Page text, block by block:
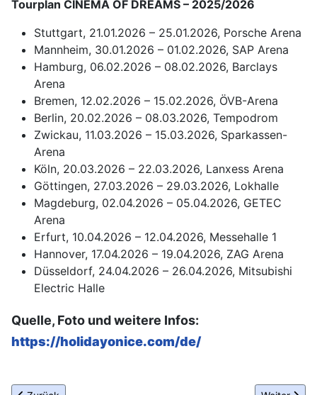
Tourplan CINEMA OF DREAMS – 2025/2026
Stuttgart, 21.01.2026 – 25.01.2026, Porsche Arena
Mannheim, 30.01.2026 – 01.02.2026, SAP Arena
Hamburg, 06.02.2026 – 08.02.2026, Barclays
Arena
Bremen, 12.02.2026 – 15.02.2026, ÖVB-Arena
Berlin, 20.02.2026 – 08.03.2026, Tempodrom
Zwickau, 11.03.2026 – 15.03.2026, Sparkassen-
Arena
Köln, 20.03.2026 – 22.03.2026, Lanxess Arena
Göttingen, 27.03.2026 – 29.03.2026, Lokhalle
Magdeburg, 02.04.2026 – 05.04.2026, GETEC
Arena
Erfurt, 10.04.2026 – 12.04.2026, Messehalle 1
Hannover, 17.04.2026 – 19.04.2026, ZAG Arena
Düsseldorf, 24.04.2026 – 26.04.2026, Mitsubishi
Electric Halle
Quelle, Foto und weitere Infos:
https://holidayonice.com/de/